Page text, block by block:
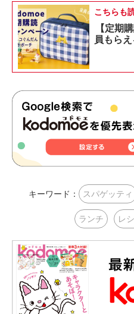
こちらも
【定期
員もら
キーワード： スパゲッティ
ランチ レ